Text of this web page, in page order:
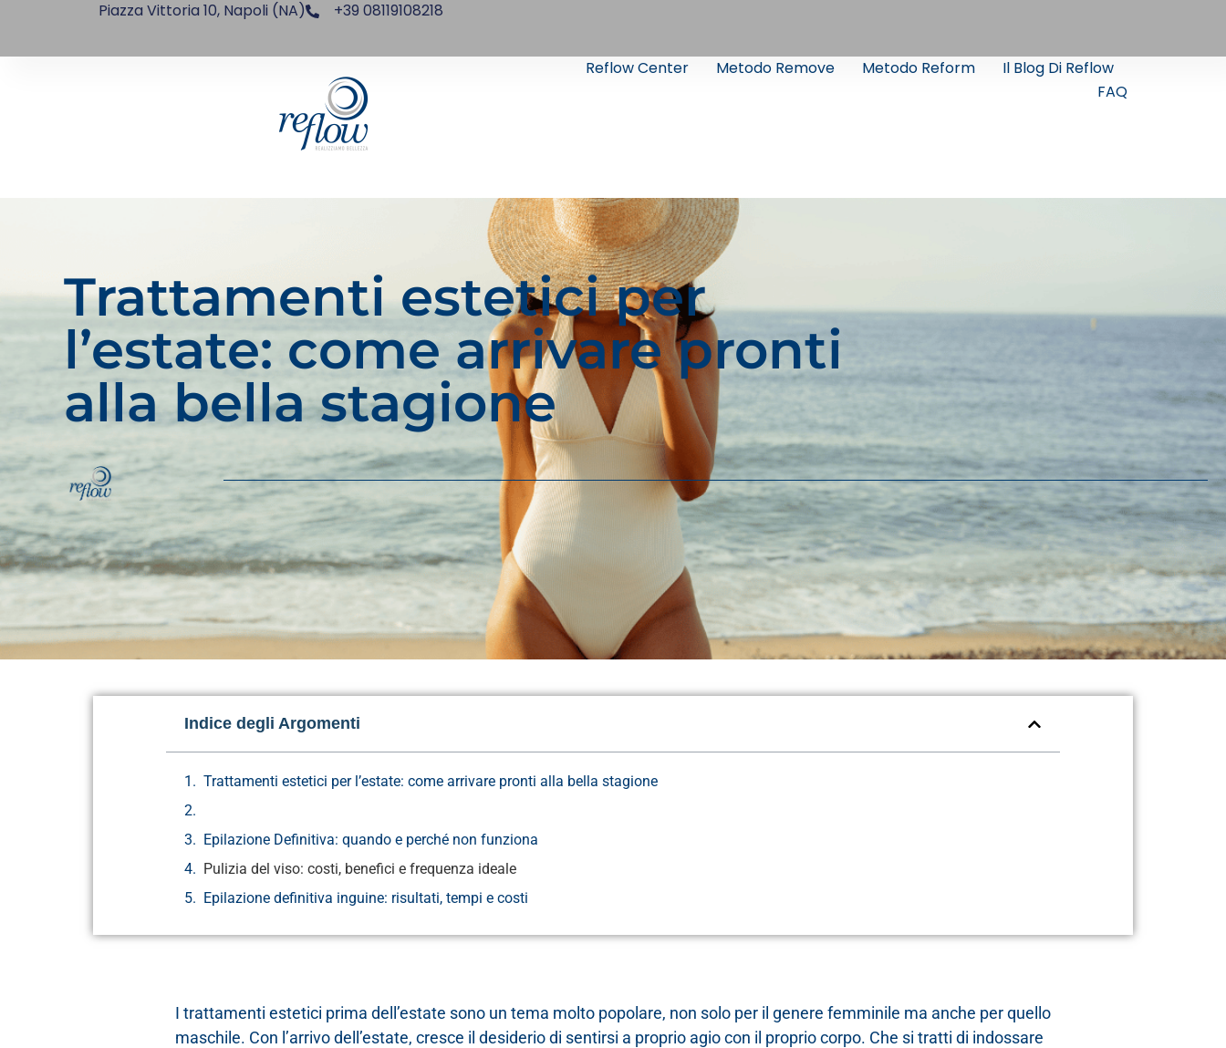
Piazza Vittoria 10, Napoli (NA) +39 08119108218
Reflow Center Metodo Remove Metodo Reform
Il Blog Di Reflow
FAQ
Trattamenti estetici per
l’estate: come arrivare pronti
alla bella stagione
Indice degli Argomenti
Trattamenti estetici per l’estate: come arrivare pronti alla bella stagione
Epilazione Definitiva: quando e perché non funziona
Pulizia del viso: costi, benefici e frequenza ideale
Epilazione definitiva inguine: risultati, tempi e costi
I trattamenti estetici prima dell’estate sono un tema molto popolare, non solo per il genere femminile ma anche per quello
maschile. Con l’arrivo dell’estate, cresce il desiderio di sentirsi a proprio agio con il proprio corpo. Che si tratti di indossare